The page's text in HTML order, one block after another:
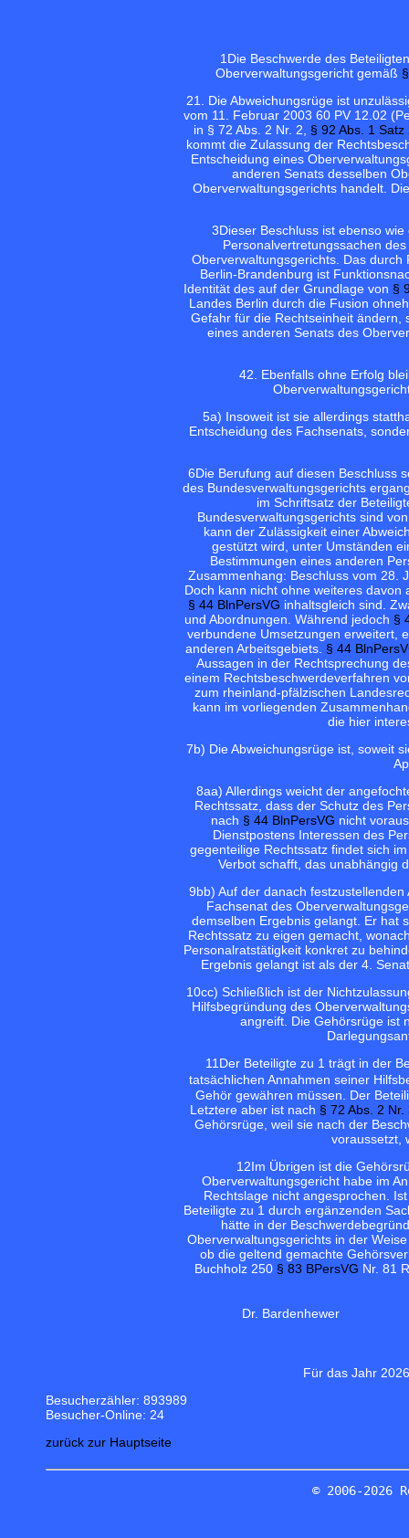
1Die Beschwerde des
Oberverwaltungsgericht gemäß
21. Die Abweichungsrüge ist
vom 11. Februar 2003 60 PV 12.02
in § 72 Abs. 2 Nr. 2, § 92 Abs. 1 Satz
kommt die Zulassung der
Entscheidung eines
anderen Senats desselben
Oberverwaltungsgerichts handelt.
3Dieser Beschluss ist ebenso
Personalvertretungssachen
Oberverwaltungsgerichts. Das
Berlin-Brandenburg ist
Identität des auf der Grundlage von §
Landes Berlin durch die Fusion
Gefahr für die Rechtseinheit ändern,
eines anderen Senats des
42. Ebenfalls ohne Erfolg
5a) Insoweit ist sie allerdings
Entscheidung des Fachsenats,
6Die Berufung auf diesen Beschluss
des Bundesverwaltungsgerichts
im Schriftsatz der
Bundesverwaltungsgerichts sind
kann der Zulässigkeit einer
gestützt wird, unter Umständen
Bestimmungen eines anderen
Zusammenhang: Beschluss vom 28.
Doch kann nicht ohne weiteres
§ 44 BlnPersVG inhaltsgleich sind.
und Abordnungen. Während jedoch §
verbundene Umsetzungen erweitert,
anderen Arbeitsgebiets. § 44
Aussagen in der Rechtsprechung
einem Rechtsbeschwerdeverfahren
zum rheinland-pfälzischen
kann im vorliegenden
die hier
7b) Die Abweichungsrüge ist, soweit
8aa) Allerdings weicht der
Rechtssatz, dass der Schutz des
nach § 44 BlnPersVG nicht
Dienstpostens Interessen des
gegenteilige Rechtssatz findet sich
Verbot schafft, das unabhängig
9bb) Auf der danach
Fachsenat des
demselben Ergebnis gelangt. Er hat
Rechtssatz zu eigen gemacht,
Personalratstätigkeit konkret zu
Ergebnis gelangt ist als der 4.
10cc) Schließlich ist der
Hilfsbegründung des
angreift. Die Gehörsrüge ist
11Der Beteiligte zu 1 trägt in der
tatsächlichen Annahmen seiner
Gehör gewähren müssen. Der
Letztere aber ist nach § 72 Abs. 2 Nr.
Gehörsrüge, weil sie nach der
voraussetzt,
12Im Übrigen ist die
Oberverwaltungsgericht habe im
Rechtslage nicht angesprochen.
Beteiligte zu 1 durch ergänzenden
hätte in der
Oberverwaltungsgerichts in der
ob die geltend gemachte
Buchholz 250 § 83 BPersVG Nr. 81
Dr. Bardenhewer
Für das Jahr
Besucherzähler: 893989
Besucher-Online: 24
zurück zur Hauptseite
© 2006-2026